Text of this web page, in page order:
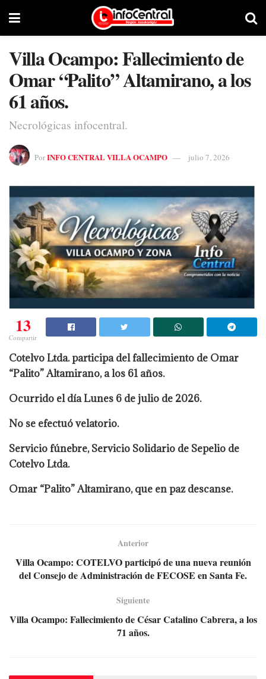
Villa Ocampo: Fallecimiento de
Omar “Palito” Altamirano, a los
61 años.
Necrológicas infocentral.
PorINFO CENTRAL VILLA OCAMPO julio 7, 2026
13
Compartir
Cotelvo Ltda. participa del fallecimiento de Omar
“Palito” Altamirano, a los 61 años.
Ocurrido el día Lunes 6 de julio de 2026.
No se efectuó velatorio.
Servicio fúnebre, Servicio Solidario de Sepelio de
Cotelvo Ltda.
Omar “Palito” Altamirano, que en paz descanse.
Anterior
Villa Ocampo: COTELVO participó de una nueva reunión
del Consejo de Administración de FECOSE en Santa Fe.
Siguiente
Villa Ocampo: Fallecimiento de César Catalino Cabrera, a los
71 años.